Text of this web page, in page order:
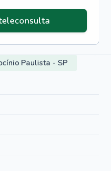
Paulista - SP